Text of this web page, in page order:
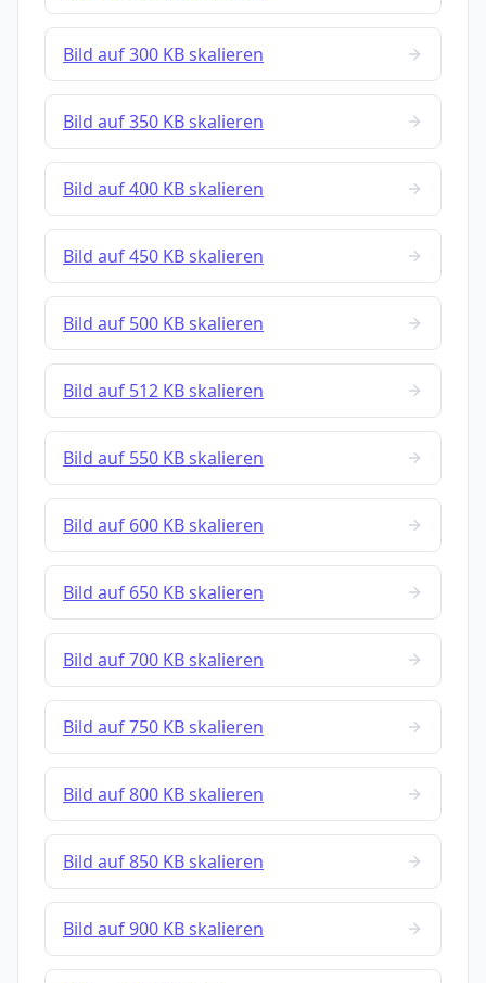
Bild auf 300 KB skalieren
Bild auf 350 KB skalieren
Bild auf 400 KB skalieren
Bild auf 450 KB skalieren
Bild auf 500 KB skalieren
Bild auf 512 KB skalieren
Bild auf 550 KB skalieren
Bild auf 600 KB skalieren
Bild auf 650 KB skalieren
Bild auf 700 KB skalieren
Bild auf 750 KB skalieren
Bild auf 800 KB skalieren
Bild auf 850 KB skalieren
Bild auf 900 KB skalieren